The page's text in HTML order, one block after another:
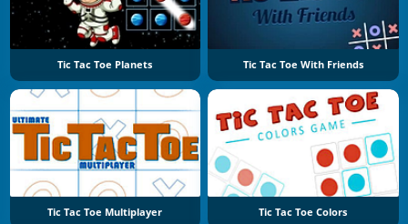
Tic Tac Toe Planets Tic Tac Toe With Friends
Tic Tac Toe Multiplayer Tic Tac Toe Colors